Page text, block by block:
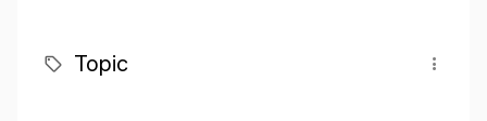
Topic